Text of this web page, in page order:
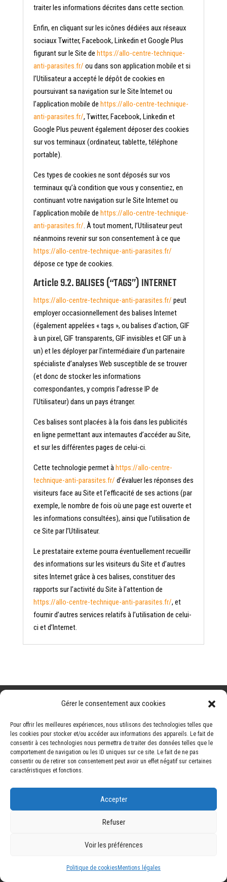
Gérer le consentement aux cookies
Pour offrir les meilleures expériences, nous utilisons des technologies telles que
les cookies pour stocker et/ou accéder aux informations des appareils. Le fait de
consentir à ces technologies nous permettra de traiter des données telles que le
comportement de navigation ou les ID uniques sur ce site. Le fait de ne pas
consentir ou de retirer son consentement peut avoir un effet négatif sur certaines
caractéristiques et fonctions.
Accepter
Refuser
Voir les préférences
Politique de cookies Mentions légales
traiter les informations décrites dans cette section.
Enfin, en cliquant sur les icônes dédiées aux réseaux
sociaux Twitter, Facebook, Linkedin et Google Plus
figurant sur le Site de https://allo-centre-technique-
anti-parasites.fr/ ou dans son application mobile et si
l’Utilisateur a accepté le dépôt de cookies en
poursuivant sa navigation sur le Site Internet ou
l’application mobile de https://allo-centre-technique-
anti-parasites.fr/, Twitter, Facebook, Linkedin et
Google Plus peuvent également déposer des cookies
sur vos terminaux (ordinateur, tablette, téléphone
portable).
Ces types de cookies ne sont déposés sur vos
terminaux qu’à condition que vous y consentiez, en
continuant votre navigation sur le Site Internet ou
l’application mobile de https://allo-centre-technique-
anti-parasites.fr/. À tout moment, l’Utilisateur peut
néanmoins revenir sur son consentement à ce que
https://allo-centre-technique-anti-parasites.fr/
dépose ce type de cookies.
Article 9.2. BALISES (“TAGS”) INTERNET
https://allo-centre-technique-anti-parasites.fr/ peut
employer occasionnellement des balises Internet
(également appelées « tags », ou balises d’action, GIF
à un pixel, GIF transparents, GIF invisibles et GIF un à
un) et les déployer par l’intermédiaire d’un partenaire
spécialiste d’analyses Web susceptible de se trouver
(et donc de stocker les informations
correspondantes, y compris l’adresse IP de
l’Utilisateur) dans un pays étranger.
Ces balises sont placées à la fois dans les publicités
en ligne permettant aux internautes d’accéder au Site,
et sur les différentes pages de celui-ci.
Cette technologie permet àhttps://allo-centre-
technique-anti-parasites.fr/ d’évaluer les réponses des
visiteurs face au Site et l’efficacité de ses actions (par
exemple, le nombre de fois où une page est ouverte et
les informations consultées), ainsi que l’utilisation de
ce Site par l’Utilisateur.
Le prestataire externe pourra éventuellement recueillir
des informations sur les visiteurs du Site et d’autres
sites Internet grâce à ces balises, constituer des
rapports sur l’activité du Site à l’attention de
https://allo-centre-technique-anti-parasites.fr/, et
fournir d’autres services relatifs à l’utilisation de celui-
ci et d’Internet.
NAVIGATION
Accueil Contact Mentions légales
Secteurs
Plan du site
RÉALISATION
Nos prestations